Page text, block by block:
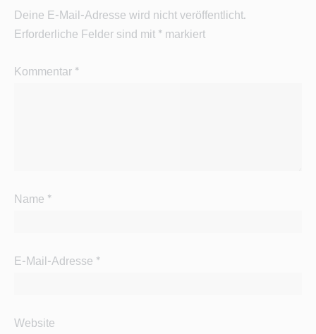
Deine E-Mail-Adresse wird nicht veröffentlicht.
Erforderliche Felder sind mit*markiert
Kommentar*
Name *
E-Mail-Adresse *
Website